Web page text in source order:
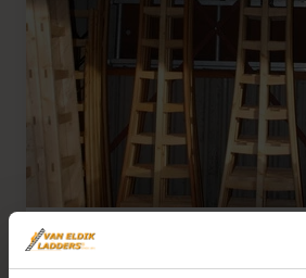
Hoe plaats je een driepootladder?